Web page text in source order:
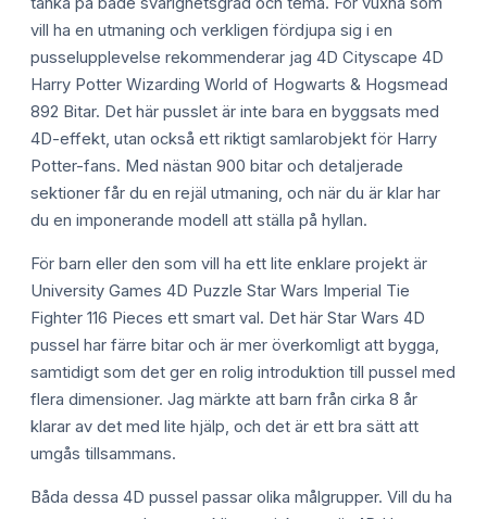
vill ha en utmaning och verkligen fördjupa sig i en
pusselupplevelse rekommenderar jag 4D Cityscape 4D
Harry Potter Wizarding World of Hogwarts & Hogsmead
892 Bitar. Det här pusslet är inte bara en byggsats med
4D-effekt, utan också ett riktigt samlarobjekt för Harry
Potter-fans. Med nästan 900 bitar och detaljerade
sektioner får du en rejäl utmaning, och när du är klar har
du en imponerande modell att ställa på hyllan.
För barn eller den som vill ha ett lite enklare projekt är
University Games 4D Puzzle Star Wars Imperial Tie
Fighter 116 Pieces ett smart val. Det här Star Wars 4D
pussel har färre bitar och är mer överkomligt att bygga,
samtidigt som det ger en rolig introduktion till pussel med
flera dimensioner. Jag märkte att barn från cirka 8 år
klarar av det med lite hjälp, och det är ett bra sätt att
umgås tillsammans.
Båda dessa 4D pussel passar olika målgrupper. Vill du ha